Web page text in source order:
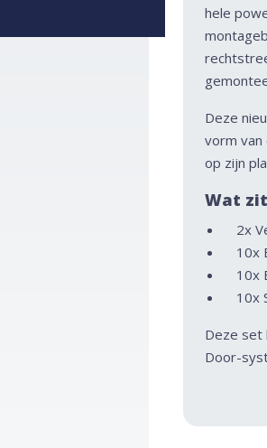
hele
Deze
vorm van
op zijn
Wat
2x
10x
10x
10x
Deze set
Door-